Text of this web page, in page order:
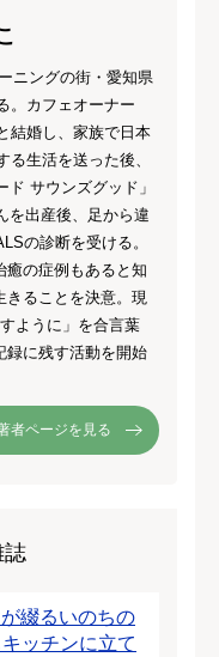
ニングの街・愛知県
。カフェオーナー
結婚し、家族で日本
る生活を送った後、
サウンズグッド」
を出産後、足から違
の診断を受ける。
癒の症例もあると知
きることを決意。現
ように」を合言葉
録に残す活動を開始
者ページを見る
誌
綴るいのちの
ッチンに立て